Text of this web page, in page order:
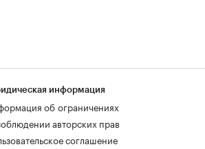
информация
об ограничениях
авторских прав
соглашение